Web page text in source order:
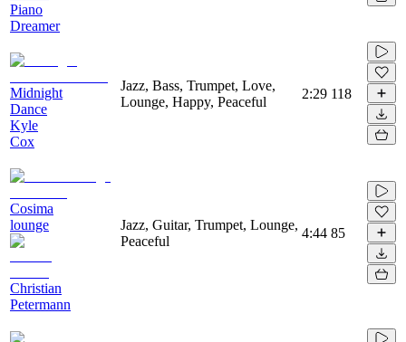
Piano
Dreamer
Midnight
Dance
Kyle
Cox
Jazz, Bass, Trumpet, Love,
Lounge, Happy, Peaceful
2:29 118
Cosima
lounge
Christian
Petermann
Jazz, Guitar, Trumpet, Lounge,
Peaceful
4:44 85